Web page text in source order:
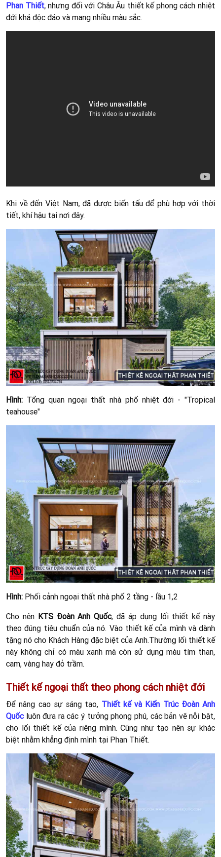
Phan Thiết, nhưng đối với Châu Âu thiết kế phong cách nhiệt
đới khá độc đáo và mang nhiều màu sắc.
Khi về đến Việt Nam, đã được biến tấu để phù hợp với thời
tiết, khí hậu tại nơi đây.
Hình: Tổng quan ngoại thất nhà phố nhiệt đới - "Tropical
teahouse"
Hình: Phối cảnh ngoại thất nhà phố 2 tầng - lầu 1,2
Cho nên KTS Đoàn Anh Quốc, đã áp dụng lối thiết kế này
theo đúng tiêu chuẩn của nó. Vào thiết kế của mình và dành
tặng nó cho Khách Hàng đặc biệt của Anh.Thường lối thiết kế
này không chỉ có màu xanh mà còn sử dụng màu tím than,
cam, vàng hay đỏ trầm.
Thiết kế ngoại thất theo phong cách nhiệt đới
Để nâng cao sự sáng tạo, Thiết kế và Kiến Trúc Đoàn Anh
Quốcluôn đưa ra các ý tưởng phong phú, các bản vẽ nỗi bật,
cho lối thiết kế của riêng mình. Cũng như tạo nên sự khác
biệt nhằm khẳng định mình tại Phan Thiết.